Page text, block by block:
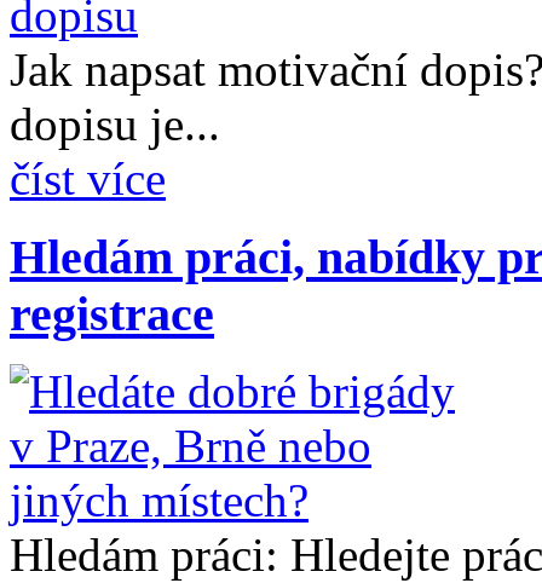
Jak napsat motivační
dopisu je...
číst více
Hledám práci, nabídky
registrace
Hledám práci: Hledejte